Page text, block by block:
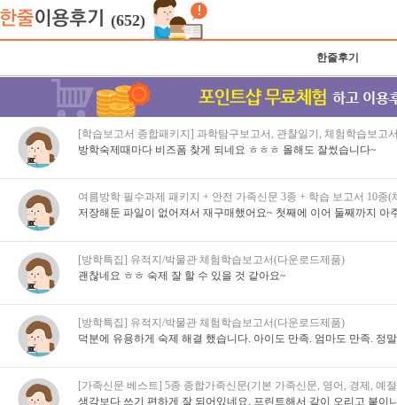
(652)
한줄후기
[학습보고서 종합패키지] 과학탐구보고서, 관찰일기, 체험학습보고
방학숙제때마다 비즈폼 찾게 되네요 ㅎㅎㅎ 올해도 잘썼습니다~
여름방학 필수과제 패키지 + 안전 가족신문 3종 + 학습 보고서 10종
저장해둔 파일이 없어져서 재구매했어요~ 첫째에 이어 둘째까지 아
[방학특집] 유적지/박물관 체험학습보고서(다운로드제품)
괜찮네요 ㅎㅎ 숙제 잘 할 수 있을 것 같아요~
[방학특집] 유적지/박물관 체험학습보고서(다운로드제품)
덕분에 유용하게 숙제 해결 했습니다. 아이도 만족. 엄마도 만족. 정
[가족신문 베스트] 5종 종합가족신문(기본 가족신문, 영어, 경제, 예
생각보다 쓰기 편하게 잘 되어있네요. 프린트해서 같이 오리고 붙이